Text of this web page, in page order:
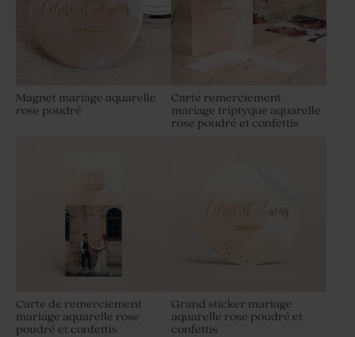
Magnet mariage aquarelle
rose poudré
Carte remerciement
mariage triptyque aquarelle
rose poudré et confettis
Carte de remerciement
mariage aquarelle rose
poudré et confettis
Grand sticker mariage
aquarelle rose poudré et
confettis